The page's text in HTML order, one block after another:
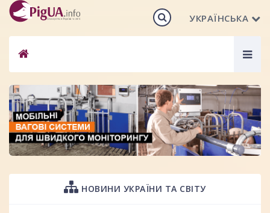
УКРАЇНСЬКА
НОВИНИ УКРАЇНИ ТА СВІТУ